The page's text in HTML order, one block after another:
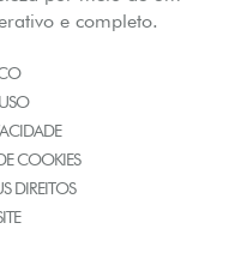
e completo.
COOKIES
DIREITOS